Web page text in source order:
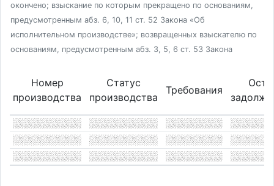
окончено; взыскание по которым прекращено по основаниям,
предусмотренным абз. 6, 10, 11 ст. 52 Закона «Об
исполнительном производстве»; возвращенных взыскателю по
основаниям, предусмотренным абз. 3, 5, 6 ст. 53 Закона
Номер
производства
Статус
производства
Требования